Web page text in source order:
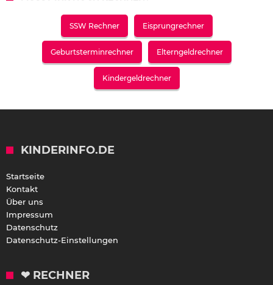
SSW Rechner Eisprungrechner
Geburtsterminrechner Elterngeldrechner
Kindergeldrechner
KINDERINFO.DE
Startseite
Kontakt
Über uns
Impressum
Datenschutz
Datenschutz-Einstellungen
❤ RECHNER